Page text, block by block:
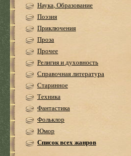
Наука, Образование
Поэзия
Приключения
Проза
Прочее
Религия и духовность
Справочная литература
Старинное
Техника
Фантастика
Фольклор
Юмор
Список всех жанров